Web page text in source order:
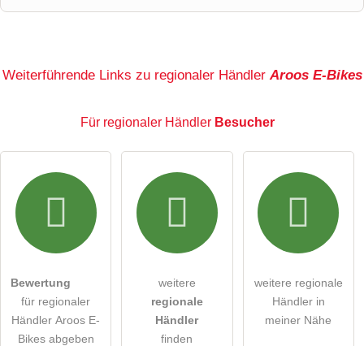
E-Mail-Adresse (wird nicht veröffentlicht)
Hiermit akzeptiere ich die .
öffentliche Frage stellen Abbrechen
Hinweis:Bitte beachten Sie, öffentliche Fragen sind
Weiterführende Links zu regionaler HändlerAroos E-Bikes
Für regionaler Händler Besucher
Bewertung
für regionaler
Händler Aroos E-
Bikes abgeben
weitere
regionale
Händler
finden
weitere regionale
Händler in
meiner Nähe